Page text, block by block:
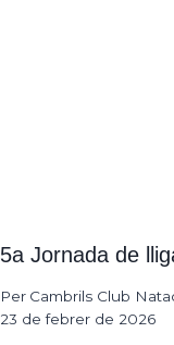
5a Jornada de
Per Cambrils Club
23 de febrer de 2026